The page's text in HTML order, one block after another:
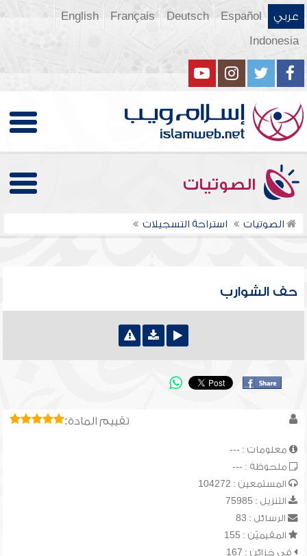
عربي Español
Deutsch
Français
English
Indonesia
الصوتيات
الصوتيات استراحة التسجيلات
حف الشوارب
تقييم المادة:
معلومات : ---
ملحوظة : ---
المستمعين : 104272
التنزيل : 75985
الرسائل : 83
المقيميّن : 155
في خزائن : 167